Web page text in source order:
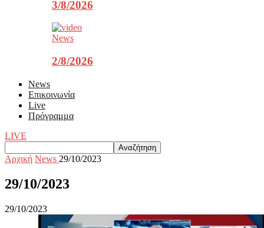
3/8/2026
News
2/8/2026
News
Επικοινωνία
Live
Πρόγραμμα
LIVE
Αρχική News 29/10/2023
29/10/2023
29/10/2023